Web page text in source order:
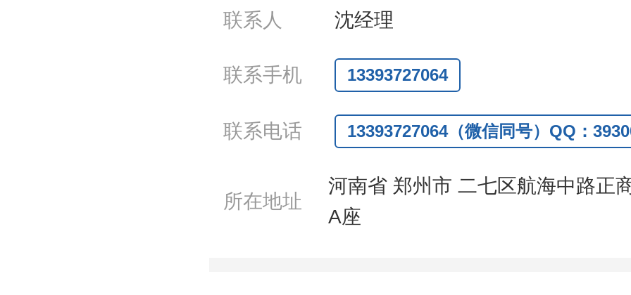
联系人: 沈晓东(
联系人 沈经理
联系手机 13393727064
联系电话 13393727064（微信同号）QQ：
所在地址
河南省 郑州市 二七区航海中路正
A座